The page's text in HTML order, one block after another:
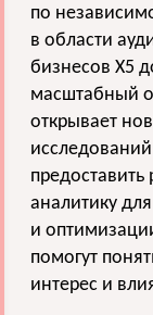
по
в области
бизнесов X5
масштабный
открывает
аналитику
и
помогут
интерес и